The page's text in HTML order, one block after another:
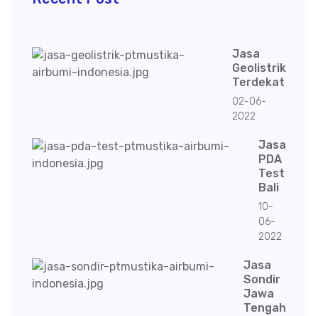
Jasa
Geolistrik
Terdekat
02-06-
2022
Jasa
PDA
Test
Bali
10-
06-
2022
Jasa
Sondir
Jawa
Tengah